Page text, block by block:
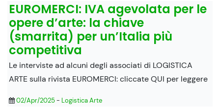
EUROMERCI: IVA agevolata per le
opere d’arte: la chiave
(smarrita) per un’Italia più
competitiva
Le interviste ad alcuni degli associati di LOGISTICA
ARTE sulla rivista EUROMERCI: cliccate QUI per leggere
02/Apr/2025- Logistica Arte